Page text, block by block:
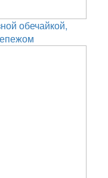
обечайкой,